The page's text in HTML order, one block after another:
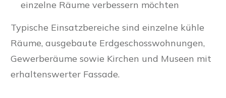
einzelne Räume verbessern möchten
Typische Einsatzbereiche sind einzelne kühle
Räume, ausgebaute Erdgeschosswohnungen,
Gewerberäume sowie Kirchen und Museen mit
erhaltenswerter Fassade.